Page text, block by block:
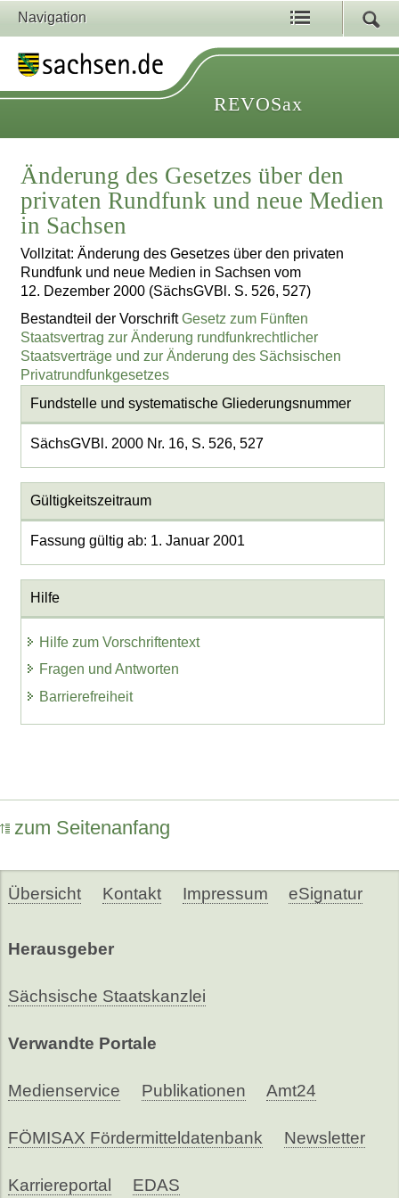
Navigation
REVOSax
Änderung des Gesetzes über den
privaten Rundfunk und neue Medien
in Sachsen
Vollzitat: Änderung des Gesetzes über den privaten
Rundfunk und neue Medien in Sachsen vom
12. Dezember 2000 (SächsGVBl. S. 526, 527)
Bestandteil der VorschriftGesetz zum Fünften
Staatsvertrag zur Änderung rundfunkrechtlicher
Staatsverträge und zur Änderung des Sächsischen
Privatrundfunkgesetzes
Fundstelle und systematische Gliederungsnummer
SächsGVBl. 2000 Nr. 16, S. 526, 527
Gültigkeitszeitraum
Fassung gültig ab: 1. Januar 2001
Hilfe
Hilfe zum Vorschriftentext
Fragen und Antworten
Barrierefreiheit
zum Seitenanfang
Übersicht Kontakt Impressum eSignatur
Herausgeber
Sächsische Staatskanzlei
Verwandte Portale
Medienservice Publikationen Amt24
FÖMISAX Fördermitteldatenbank Newsletter
Karriereportal EDAS